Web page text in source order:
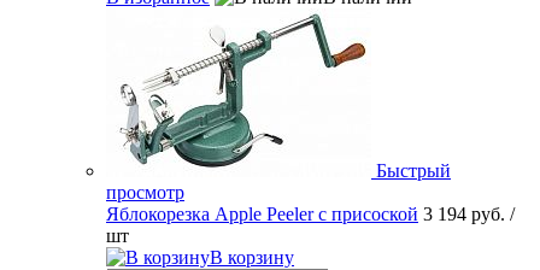
Быстрый
просмотр
Яблокорезка Apple Peeler с присоской 3 194 руб. /
шт
В корзину